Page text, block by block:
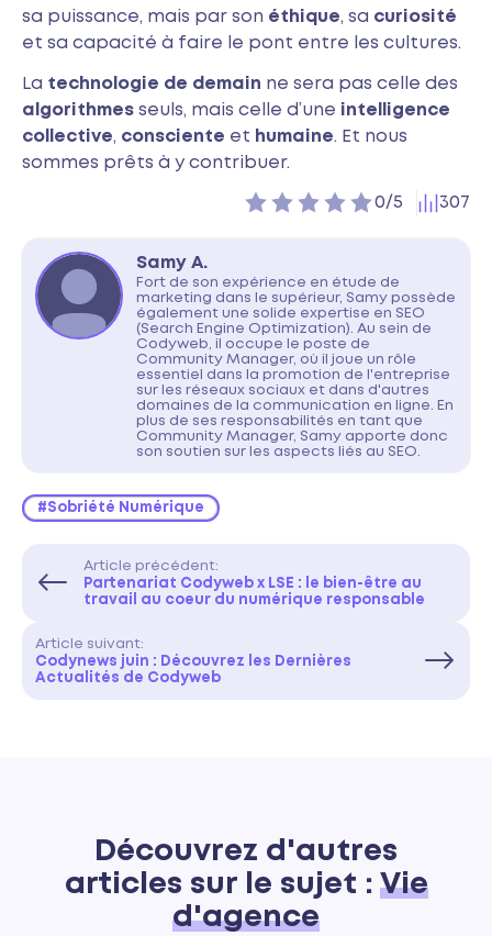
sa puissance, mais par son éthique, sa curiosité
et sa capacité à faire le pont entre les cultures.
La technologie de demain ne sera pas celle des
algorithmes seuls, mais celle d’une intelligence
collective, consciente et humaine. Et nous
sommes prêts à y contribuer.
0/5
- 0vote(s) 307
Samy A.
Fort de son expérience en étude de
marketing dans le supérieur, Samy possède
également une solide expertise en SEO
(Search Engine Optimization). Au sein de
Codyweb, il occupe le poste de
Community Manager, où il joue un rôle
essentiel dans la promotion de l'entreprise
sur les réseaux sociaux et dans d'autres
domaines de la communication en ligne. En
plus de ses responsabilités en tant que
Community Manager, Samy apporte donc
son soutien sur les aspects liés au SEO.
#Sobriété Numérique
Article précédent:
Partenariat Codyweb x LSE : le bien-être au
travail au coeur du numérique responsable
Article suivant:
Codynews juin : Découvrez les Dernières
Actualités de Codyweb
Découvrez d'autres
articles sur le sujet : Vie
d'agence